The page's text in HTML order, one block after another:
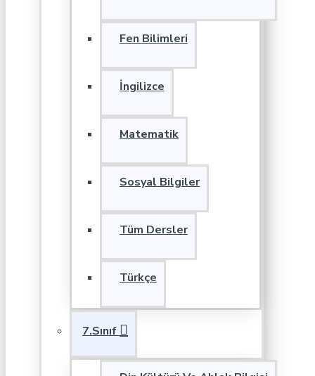
Fen Bilimleri
İngilizce
Matematik
Sosyal Bilgiler
Tüm Dersler
Türkçe
7.Sınıf